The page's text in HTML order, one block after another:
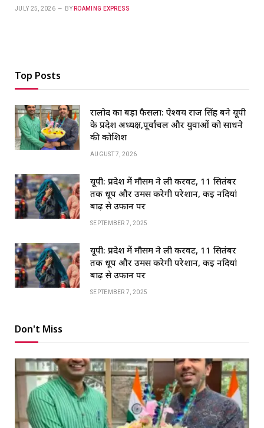
JULY 25, 2026 BY ROAMING EXPRESS
Top Posts
रालोद का बड़ा फैसला: ऐश्वर्य राज सिंह बने यूपी
के प्रदेश अध्यक्ष,पूर्वांचल और युवाओं को साधने
की कोशिश
AUGUST 7, 2026
यूपी: प्रदेश में मौसम ने ली करवट, 11 सितंबर
तक धूप और उमस करेगी परेशान, कई नदियां
बाढ़ से उफान पर
SEPTEMBER 7, 2025
यूपी: प्रदेश में मौसम ने ली करवट, 11 सितंबर
तक धूप और उमस करेगी परेशान, कई नदियां
बाढ़ से उफान पर
SEPTEMBER 7, 2025
Don't Miss